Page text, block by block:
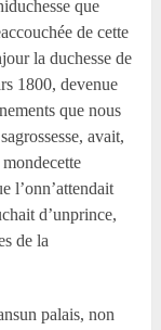
que
de cette
la duchesse de
1800, devenue
que nous
avait,
l’onn’attendait
d’unprince,
de la
palais, non